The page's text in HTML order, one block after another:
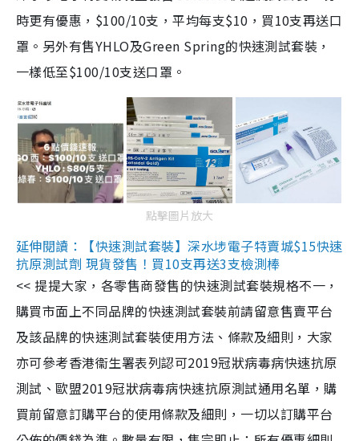
時更有優惠，$100/10支，平均每支$10，買10支再送口
罩。另外有售YHLO及Green Spring的快速測試套裝，
一樣低至$100/10支送口罩。
點擊圖片放大
延伸閱讀：【快速測試套裝】深水埗電子特賣城$15快速
抗原測試劑 現貨發售！買10支再送3支檢測棒
<< 提提大家，各零售商發售的快速測試套裝規格不一，
購買市面上不同品牌的快速測試套裝前請留意售賣平台
及該品牌的快速測試套裝使用方法、條款及細則，大家
亦可參考香港衞生署表列認可2019冠狀病毒病快速抗原
測試、歐盟2019冠狀病毒病快速抗原測試通用名單，購
買前留意訂購平台的使用條款及細則，一切以訂購平台